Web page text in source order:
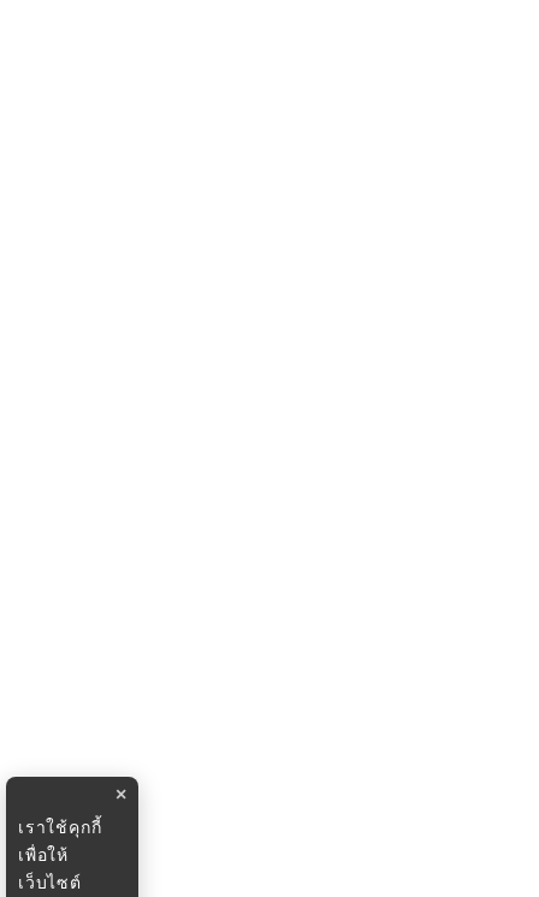
×
เราใช้คุกกี้
เพื่อให้
เว็บไซต์